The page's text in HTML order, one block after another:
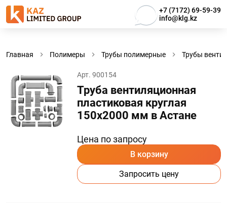
+7 (7172) 69-59-39
info@klg.kz
Главная Полимеры Трубы полимерные Трубы
Арт. 900154
Труба вентиляционная
пластиковая круглая
150х2000 мм в Астанe
Цена по запросу
В корзину
Запросить цену